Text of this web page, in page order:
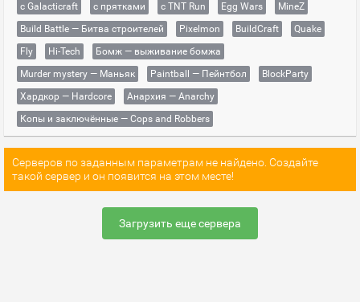
с Galacticraft
с прятками с TNT Run Egg Wars
MineZ
Build Battle — Битва строителей
Pixelmon BuildCraft
Quake
Fly
Hi-Tech
Бомж — выживание бомжа
Murder mystery — Маньяк
Paintball — Пейнтбол
BlockParty
Хардкор — Hardcore
Анархия — Anarchy
Копы и заключённые — Cops and Robbers
Серверов по заданным параметрам не найдено. Создайте
такой сервер и он появится на этом месте!
Загрузить еще сервера